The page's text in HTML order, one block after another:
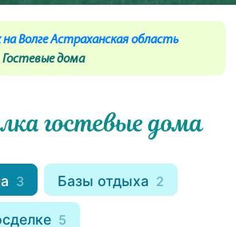
Волге Астраханская область
Гостевые дома
гостевые дома
3 Базы отдыха 2
5